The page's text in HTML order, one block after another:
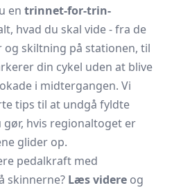
en trinnet-for-trin-
hvad du skal vide - fra de
og skiltning på stationen, til
din cykel uden at blive
i midtergangen. Vi
tips til at undgå fyldte
gør, hvis regionaltoget er
glider op.
pedalkraft med
skinnerne? Læs videre og